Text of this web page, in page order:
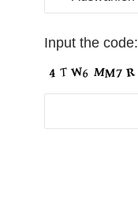
Input the code: